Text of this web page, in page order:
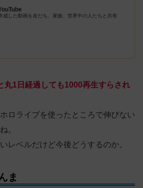
成した動画を友だち、家族、世界中の人たちと共有
丸1日経過しても1000再生すらされ
ロライブを使ったところで伸びない
。
レベルだけど今後どうするのか。
ま